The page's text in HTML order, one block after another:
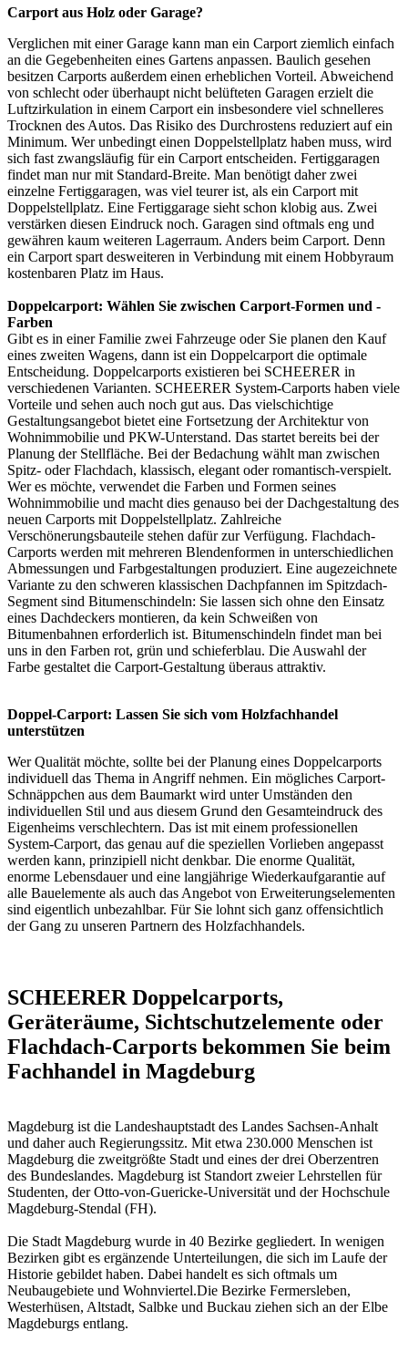
Carport aus Holz oder Garage?
Verglichen mit einer Garage kann man ein Carport ziemlich einfach
an die Gegebenheiten eines Gartens anpassen. Baulich gesehen
besitzen Carports außerdem einen erheblichen Vorteil. Abweichend
von schlecht oder überhaupt nicht belüfteten Garagen erzielt die
Luftzirkulation in einem Carport ein insbesondere viel schnelleres
Trocknen des Autos. Das Risiko des Durchrostens reduziert auf ein
Minimum. Wer unbedingt einen Doppelstellplatz haben muss, wird
sich fast zwangsläufig für ein Carport entscheiden. Fertiggaragen
findet man nur mit Standard-Breite. Man benötigt daher zwei
einzelne Fertiggaragen, was viel teurer ist, als ein Carport mit
Doppelstellplatz. Eine Fertiggarage sieht schon klobig aus. Zwei
verstärken diesen Eindruck noch. Garagen sind oftmals eng und
gewähren kaum weiteren Lagerraum. Anders beim Carport. Denn
ein Carport spart desweiteren in Verbindung mit einem Hobbyraum
kostenbaren Platz im Haus.
Doppelcarport: Wählen Sie zwischen Carport-Formen und -
Farben
Gibt es in einer Familie zwei Fahrzeuge oder Sie planen den Kauf
eines zweiten Wagens, dann ist ein Doppelcarport die optimale
Entscheidung. Doppelcarports existieren bei SCHEERER in
verschiedenen Varianten. SCHEERER System-Carports haben viele
Vorteile und sehen auch noch gut aus. Das vielschichtige
Gestaltungsangebot bietet eine Fortsetzung der Architektur von
Wohnimmobilie und PKW-Unterstand. Das startet bereits bei der
Planung der Stellfläche. Bei der Bedachung wählt man zwischen
Spitz- oder Flachdach, klassisch, elegant oder romantisch-verspielt.
Wer es möchte, verwendet die Farben und Formen seines
Wohnimmobilie und macht dies genauso bei der Dachgestaltung des
neuen Carports mit Doppelstellplatz. Zahlreiche
Verschönerungsbauteile stehen dafür zur Verfügung. Flachdach-
Carports werden mit mehreren Blendenformen in unterschiedlichen
Abmessungen und Farbgestaltungen produziert. Eine augezeichnete
Variante zu den schweren klassischen Dachpfannen im Spitzdach-
Segment sind Bitumenschindeln: Sie lassen sich ohne den Einsatz
eines Dachdeckers montieren, da kein Schweißen von
Bitumenbahnen erforderlich ist. Bitumenschindeln findet man bei
uns in den Farben rot, grün und schieferblau. Die Auswahl der
Farbe gestaltet die Carport-Gestaltung überaus attraktiv.
Doppel-Carport: Lassen Sie sich vom Holzfachhandel
unterstützen
Wer Qualität möchte, sollte bei der Planung eines Doppelcarports
individuell das Thema in Angriff nehmen. Ein mögliches Carport-
Schnäppchen aus dem Baumarkt wird unter Umständen den
individuellen Stil und aus diesem Grund den Gesamteindruck des
Eigenheims verschlechtern. Das ist mit einem professionellen
System-Carport, das genau auf die speziellen Vorlieben angepasst
werden kann, prinzipiell nicht denkbar. Die enorme Qualität,
enorme Lebensdauer und eine langjährige Wiederkaufgarantie auf
alle Bauelemente als auch das Angebot von Erweiterungselementen
sind eigentlich unbezahlbar. Für Sie lohnt sich ganz offensichtlich
der Gang zu unseren Partnern des Holzfachhandels.
SCHEERER Doppelcarports,
Geräteräume, Sichtschutzelemente oder
Flachdach-Carports bekommen Sie beim
Fachhandel in Magdeburg
Magdeburg ist die Landeshauptstadt des Landes Sachsen-Anhalt
und daher auch Regierungssitz. Mit etwa 230.000 Menschen ist
Magdeburg die zweitgrößte Stadt und eines der drei Oberzentren
des Bundeslandes. Magdeburg ist Standort zweier Lehrstellen für
Studenten, der Otto-von-Guericke-Universität und der Hochschule
Magdeburg-Stendal (FH).
Die Stadt Magdeburg wurde in 40 Bezirke gegliedert. In wenigen
Bezirken gibt es ergänzende Unterteilungen, die sich im Laufe der
Historie gebildet haben. Dabei handelt es sich oftmals um
Neubaugebiete und Wohnviertel.Die Bezirke Fermersleben,
Westerhüsen, Altstadt, Salbke und Buckau ziehen sich an der Elbe
Magdeburgs entlang.